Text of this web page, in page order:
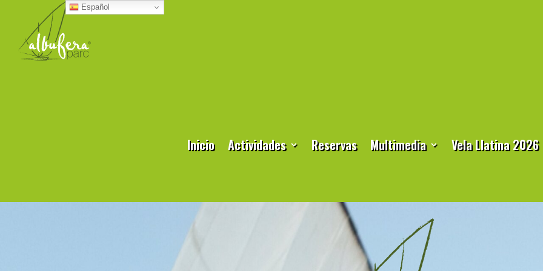
Inicio Actividades Reservas Multimedia Vela Llatina 2026
Español